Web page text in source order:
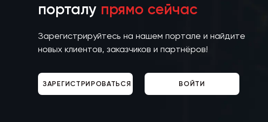
порталу прямо сейчас
Зарегистрируйтесь на нашем портале и найдите
новых клиентов, заказчиков и партнёров!
ЗАРЕГИСТРИРОВАТЬСЯ ВОЙТИ